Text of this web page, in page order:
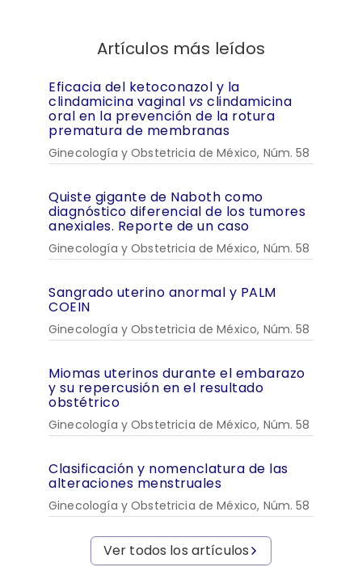
Artículos más leídos
Eficacia del ketoconazol y la
clindamicina vaginal vs clindamicina
oral en la prevención de la rotura
prematura de membranas
Ginecología y Obstetricia de México, Núm. 58
Quiste gigante de Naboth como
diagnóstico diferencial de los tumores
anexiales. Reporte de un caso
Ginecología y Obstetricia de México, Núm. 58
Sangrado uterino anormal y PALM
COEIN
Ginecología y Obstetricia de México, Núm. 58
Miomas uterinos durante el embarazo
y su repercusión en el resultado
obstétrico
Ginecología y Obstetricia de México, Núm. 58
Clasificación y nomenclatura de las
alteraciones menstruales
Ginecología y Obstetricia de México, Núm. 58
Ver todos los artículos